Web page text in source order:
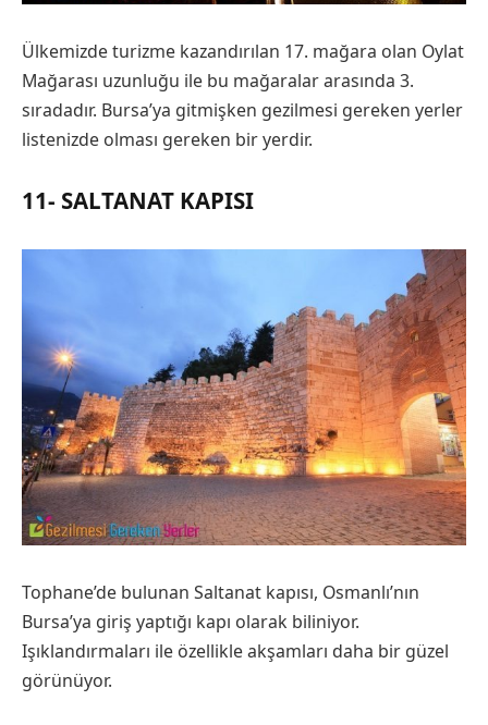
Ülkemizde turizme kazandırılan 17. mağara olan Oylat
Mağarası uzunluğu ile bu mağaralar arasında 3.
sıradadır. Bursa’ya gitmişken gezilmesi gereken yerler
listenizde olması gereken bir yerdir.
11- SALTANAT KAPISI
Tophane’de bulunan Saltanat kapısı, Osmanlı’nın
Bursa’ya giriş yaptığı kapı olarak biliniyor.
Işıklandırmaları ile özellikle akşamları daha bir güzel
görünüyor.